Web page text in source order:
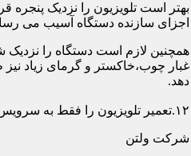
بهتر است تلویزیون را نزدیک پنجره
اجزای سازنده دستگاه آسیب می
همچنین لازم است دستگاه را نزدیک
غبار چوب،خاکستر و گرمای زیاد
دهد.
۱۲.تعمیر تلویزیون را فقط به سرویس کار ماهر بسپارید
شرکت ولتن